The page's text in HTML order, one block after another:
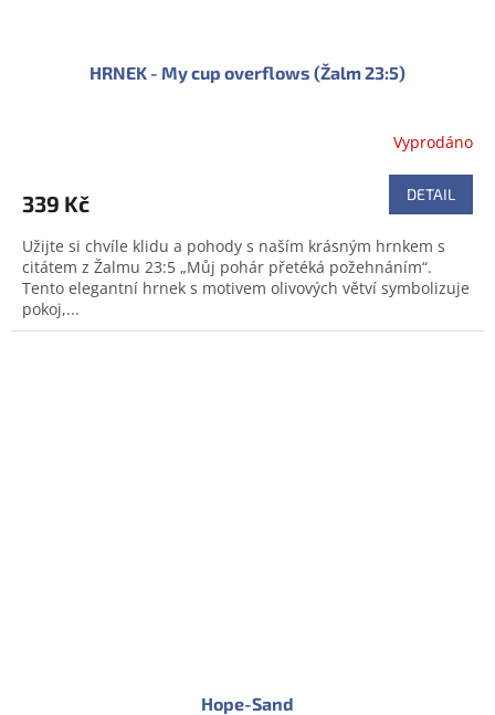
HRNEK - My cup overflows (Žalm 23:5)
Vyprodáno
339 Kč DETAIL
Užijte si chvíle klidu a pohody s naším krásným hrnkem s
citátem z Žalmu 23:5 „Můj pohár přetéká požehnáním“.
Tento elegantní hrnek s motivem olivových větví symbolizuje
pokoj,...
Hope-Sand